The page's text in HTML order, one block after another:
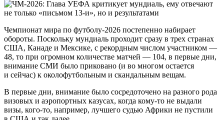
Чемпионат мира по футболу-2026 постепенно набирает
обороты. Поскольку мундиаль проходит сразу в трех странах
США, Канаде и Мексике, с рекордным числом участником —
48, то при огромном количестве матчей — 104, в первые дни,
внимание СМИ было приковано (и во многом остается
и сейчас) к околофутбольным и скандальным вещам.
В первые дни, внимание было сосредоточено на разного рода
визовых и аэропортных казусах, когда кому-то не выдали
визы, кого-то, например, лучшего судью Африки не пустили